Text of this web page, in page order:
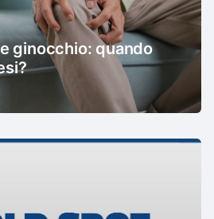
ginocchio: quando